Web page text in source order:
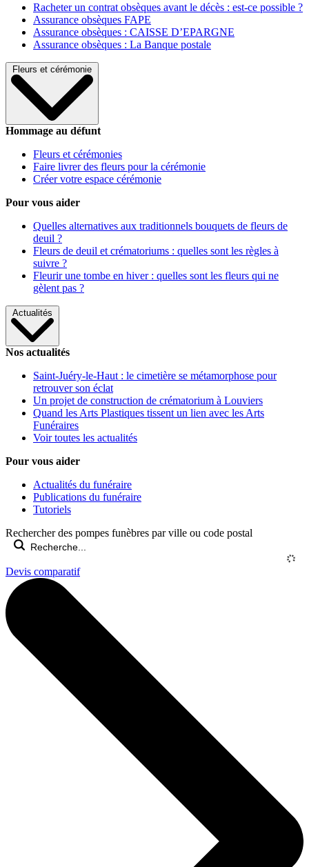
Racheter un contrat obsèques avant le décès : est-ce possible ?
Assurance obsèques FAPE
Assurance obsèques : CAISSE D’EPARGNE
Assurance obsèques : La Banque postale
Fleurs et cérémonie
Hommage au défunt
Fleurs et cérémonies
Faire livrer des fleurs pour la cérémonie
Créer votre espace cérémonie
Pour vous aider
Quelles alternatives aux traditionnels bouquets de fleurs de
deuil ?
Fleurs de deuil et crématoriums : quelles sont les règles à
suivre ?
Fleurir une tombe en hiver : quelles sont les fleurs qui ne
gèlent pas ?
Actualités
Nos actualités
Saint-Juéry-le-Haut : le cimetière se métamorphose pour
retrouver son éclat
Un projet de construction de crématorium à Louviers
Quand les Arts Plastiques tissent un lien avec les Arts
Funéraires
Voir toutes les actualités
Pour vous aider
Actualités du funéraire
Publications du funéraire
Tutoriels
Rechercher des pompes funèbres par ville ou code postal
Devis comparatif